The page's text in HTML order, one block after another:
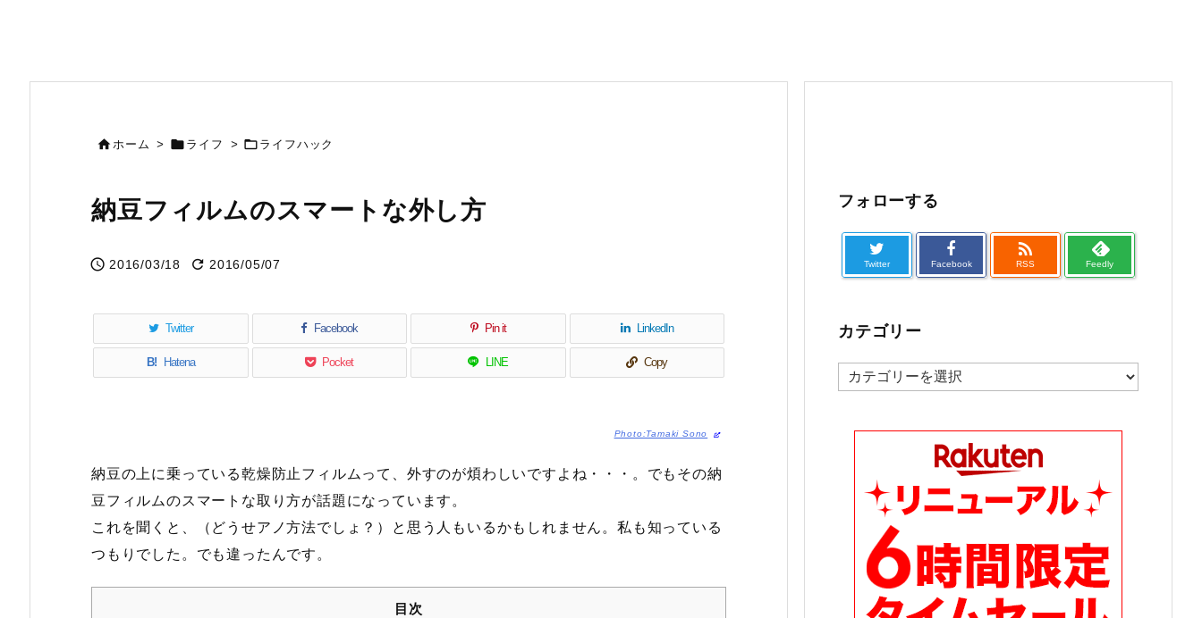
ホーム >  ライフ >  ライフハック
納豆フィルムのスマートな外し方
 2016/03/18  2016/05/07
Twitter Facebook Pin it LinkedIn
B! Hatena Pocket LINE Copy
Photo:Tamaki Sono
納豆の上に乗っている乾燥防止フィルムって、外すのが煩わしいですよね・・・。でもその納
豆フィルムのスマートな取り方が話題になっています。
これを聞くと、（どうせアノ方法でしょ？）と思う人もいるかもしれません。私も知っている
つもりでした。でも違ったんです。
目次
フォローする
Twitter Facebook

RSS Feedly
カテゴリー
カ